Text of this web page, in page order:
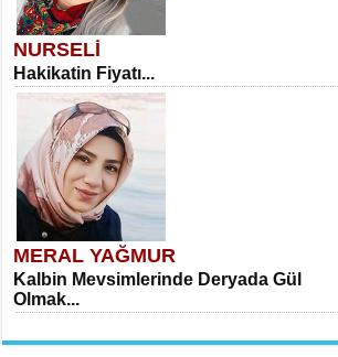
NURSELİ
Hakikatin Fiyatı...
MERAL YAĞMUR
Kalbin Mevsimlerinde Deryada Gül
Olmak...